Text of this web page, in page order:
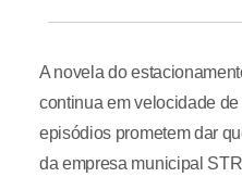
A novela do
continua em velocidade
episódios prometem dar
da empresa municipal